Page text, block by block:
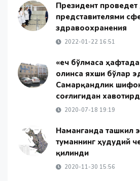
Президент проведет
представителями
здравоохранения
2022-01-22 16:51
«Ҳеч бўлмаса
олинса яхши бўлар
Самарқандлик
соғлигидан
2020-07-18 19:19
Наманганда ташкил
туманнинг ҳудудий
қилинди
2020-11-30 15:56